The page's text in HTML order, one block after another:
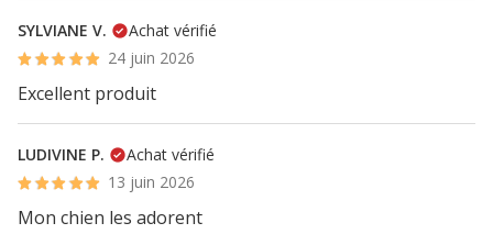
SYLVIANE V.
Achat vérifié
24 juin 2026
Excellent produit
LUDIVINE P.
Achat vérifié
13 juin 2026
Mon chien les adorent